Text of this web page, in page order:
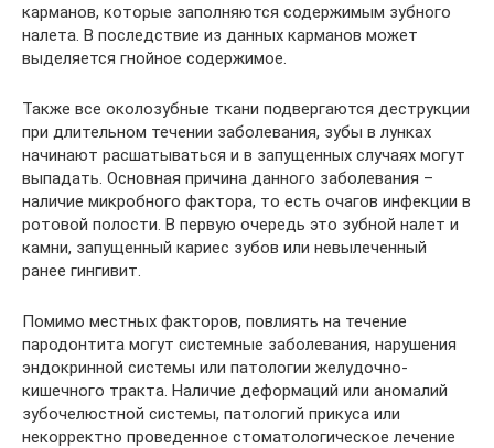
карманов, которые заполняются содержимым зубного
налета. В последствие из данных карманов может
выделяется гнойное содержимое.
Также все околозубные ткани подвергаются деструкции
при длительном течении заболевания, зубы в лунках
начинают расшатываться и в запущенных случаях могут
выпадать. Основная причина данного заболевания –
наличие микробного фактора, то есть очагов инфекции в
ротовой полости. В первую очередь это зубной налет и
камни, запущенный кариес зубов или невылеченный
ранее гингивит.
Помимо местных факторов, повлиять на течение
пародонтита могут системные заболевания, нарушения
эндокринной системы или патологии желудочно-
кишечного тракта. Наличие деформаций или аномалий
зубочелюстной системы, патологий прикуса или
некорректно проведенное стоматологическое лечение